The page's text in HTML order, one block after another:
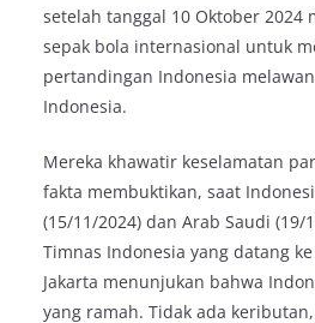
setelah tanggal 10 Oktober 2024
sepak bola internasional untuk
pertandingan Indonesia
Indonesia.
Mereka khawatir keselamatan
fakta membuktikan, saat
(15/11/2024) dan Arab Saudi (19/
Timnas Indonesia yang datang ke
Jakarta menunjukan bahwa
yang ramah. Tidak ada